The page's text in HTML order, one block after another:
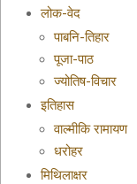
लोक-वेद
पाबनि-तिहार
पूजा-पाठ
ज्योतिष-विचार
इतिहास
वाल्मीकि रामायण
धरोहर
मिथिलाक्षर